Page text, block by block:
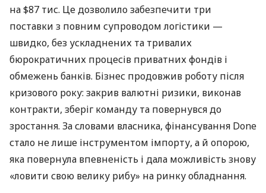
на $87 тис. Це дозволило забезпечити три
поставки з повним супроводом логістики —
швидко, без ускладнених та тривалих
бюрократичних процесів приватних фондів і
обмежень банків. Бізнес продовжив роботу після
кризового року: закрив валютні ризики, виконав
контракти, зберіг команду та повернувся до
зростання. За словами власника, фінансування Done
стало не лише інструментом імпорту, а й опорою,
яка повернула впевненість і дала можливість знову
«ловити свою велику рибу» на ринку обладнання.